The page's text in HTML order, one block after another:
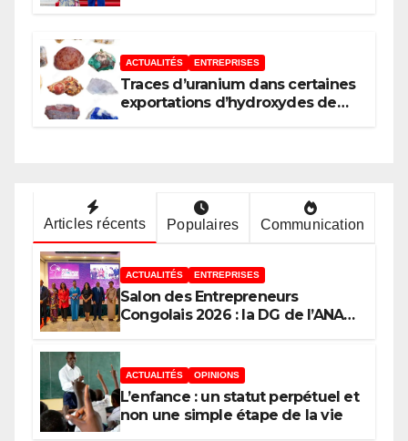
ACTUALITÉS ENTREPRISES
Traces d’uranium dans certaines
exportations d’hydroxydes de
Articles récents Populaires Communication
ACTUALITÉS ENTREPRISES
Salon des Entrepreneurs
Congolais 2026 : la DG de l’ANAPI
l’ambition d’une RDC, destination
phare de l’investissement en
Afrique
ACTUALITÉS OPINIONS
L’enfance : un statut perpétuel et
non une simple étape de la vie